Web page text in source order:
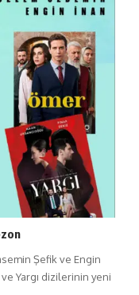
Şefik ve Engin
Yargı dizilerinin yeni